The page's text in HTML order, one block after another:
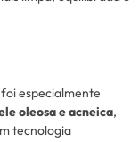
foi especialmente
oleosa e acneica,
tecnologia